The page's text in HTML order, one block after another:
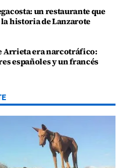
un restaurante que
historia de Lanzarote
Arrieta era narcotráfico:
españoles y un francés